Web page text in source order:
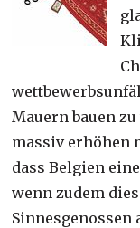
Mauern bauen
massiv erhöhen
dass Belgien
wenn zudem
Sinnesgenossen